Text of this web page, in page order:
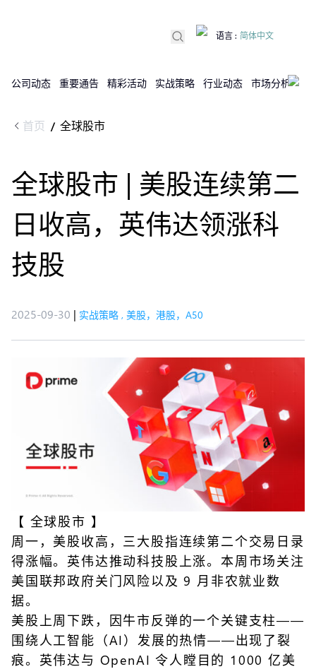
公司动态 重要通告 精彩活动 实战策略 行业动态 市场分析
语言 : 简体中文
首页 / 全球股市
全球股市 | 美股连续第二
日收高，英伟达领涨科
技股
2025-09-30 | 实战策略 , 美股，港股，A50
【 全球股市 】
周一，美股收高，三大股指连续第二个交易日录
得涨幅。英伟达推动科技股上涨。本周市场关注
美国联邦政府关门风险以及 9 月非农就业数
据。
美股上周下跌，因牛市反弹的一个关键支柱——
围绕人工智能（AI）发展的热情——出现了裂
痕。英伟达与 OpenAI 令人瞠目的 1000 亿美